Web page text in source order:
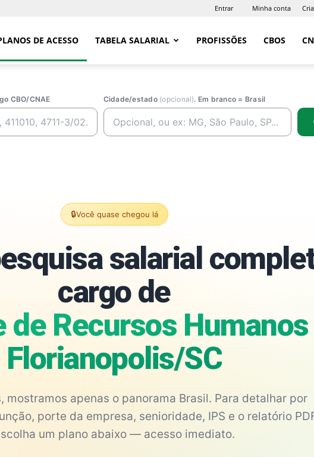
Entrar Minha conta
DE ACESSO TABELA SALARIAL PROFISSÕES CBOS
CBO/CNAE Cidade/estado (opcional). Em branco = Brasil
🔒Você quase chegou lá
salarial
cargo de
de Recursos
Florianopolis/SC
mostramos apenas o panorama Brasil. Para detalhar por
porte da empresa, senioridade, IPS e o relatório
um plano abaixo — acesso imediato.